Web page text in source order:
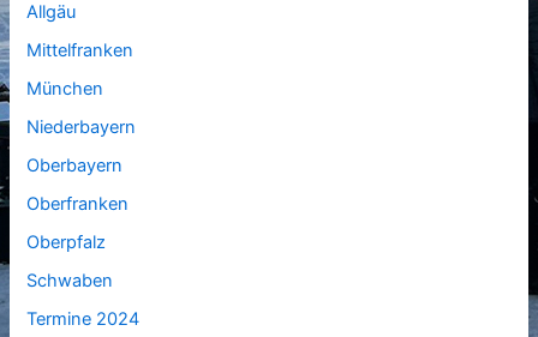
Allgäu
Mittelfranken
München
Niederbayern
Oberbayern
Oberfranken
Oberpfalz
Schwaben
Termine 2024